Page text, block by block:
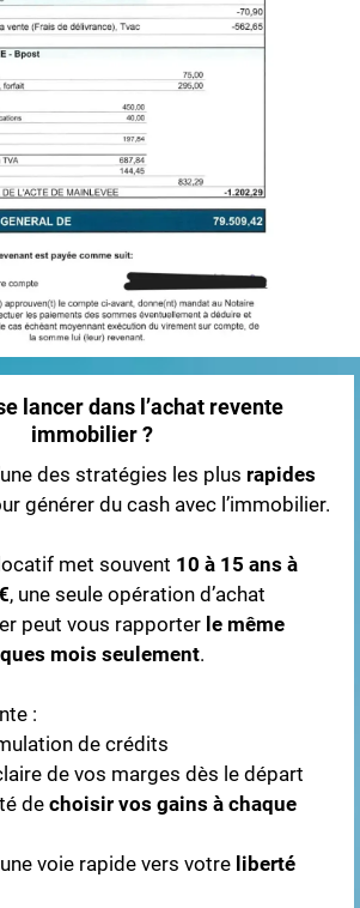
lancer dans l’achat revente
immobilier ?
des stratégies les plus rapides
générer du cash avec l’immobilier.
met souvent 10 à 15 ans à
, une seule opération d’achat
peut vous rapporter le même
mois seulement.
:
de crédits
de vos marges dès le départ
de choisir vos gains à chaque
voie rapide vers votre liberté